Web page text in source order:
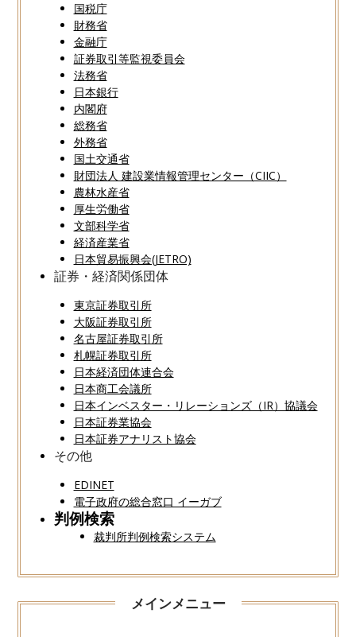
国税庁
財務省
金融庁
証券取引等監視委員会
法務省
日本銀行
内閣府
総務省
外務省
国土交通省
財団法人 建設業情報管理センター（CIIC）
農林水産省
厚生労働省
文部科学省
経済産業省
日本貿易振興会(JETRO)
証券・経済関係団体
東京証券取引所
大阪証券取引所
名古屋証券取引所
札幌証券取引所
日本経済団体連合会
日本商工会議所
日本インベスター・リレーションズ（IR）協議会
日本証券業協会
日本証券アナリスト協会
その他
EDINET
電子政府の総合窓口 イーガブ
判例検索
裁判所判例検索システム
メインメニュー